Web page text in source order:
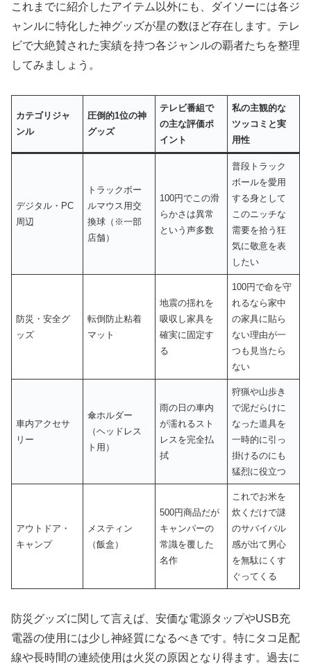
これまでに紹介したアイテム以外にも、ダイソーには各ジ
ャンルに特化した神グッズが星の数ほど存在します。テレ
ビで大絶賛された実績を持つ各ジャンルの覇者たちを整理
してみましょう。
カテゴリジャ
ンル
圧倒的1位の神
グッズ
テレビ番組で
の主な評価ポ
イント
私の主観的な
ツッコミと実
用性
デジタル・PC
周辺
トラックボー
ルマウス用交
換球（※一部
店舗）
100円でこの滑
らかさは異常
という声多数
普段トラック
ボールを愛用
する身として
このニッチな
需要を拾う狂
気に敬意を表
したい
防災・安全グ
ッズ
転倒防止粘着
マット
地震の揺れを
吸収し家具を
確実に固定す
る
100円で命を守
れるなら家中
の家具に貼ら
ない理由が一
つも見当たら
ない
車内アクセサ
リー
傘ホルダー
（ヘッドレス
ト用）
雨の日の車内
が濡れるスト
レスを完全払
拭
狩猟や山歩き
で泥だらけに
なった道具を
一時的に引っ
掛けるのにも
猛烈に役立つ
アウトドア・
キャンプ
メスティン
（飯盒）
500円商品だが
キャンパーの
常識を覆した
名作
これでお米を
炊くだけで謎
のサバイバル
感が出て男心
を無駄にくす
ぐってくる
防災グッズに関して言えば、安価な電源タップやUSB充
電器の使用には少し神経質になるべきです。特にタコ足配
線や長時間の連続使用は火災の原因となり得ます。過去に